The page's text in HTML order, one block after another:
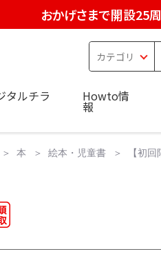
おかげさまで開設25
タルチラ Howto情
報
本 絵本・児童書 【初